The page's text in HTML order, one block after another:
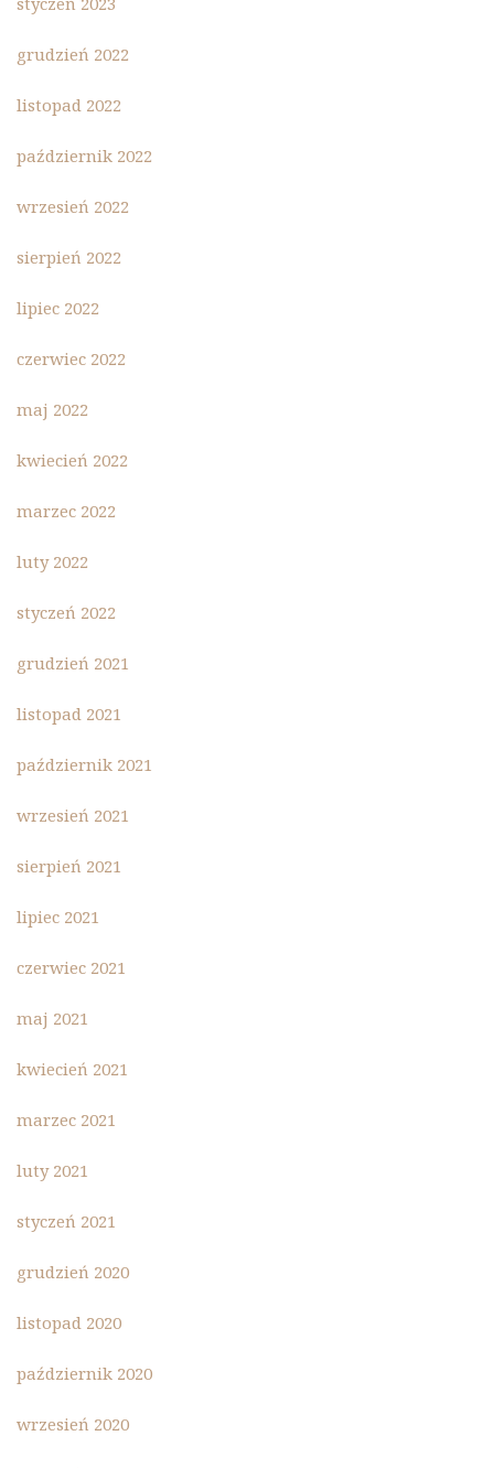
grudzień 2022
listopad 2022
październik 2022
wrzesień 2022
sierpień 2022
lipiec 2022
czerwiec 2022
maj 2022
kwiecień 2022
marzec 2022
luty 2022
styczeń 2022
grudzień 2021
listopad 2021
październik 2021
wrzesień 2021
sierpień 2021
lipiec 2021
czerwiec 2021
maj 2021
kwiecień 2021
marzec 2021
luty 2021
styczeń 2021
grudzień 2020
listopad 2020
październik 2020
wrzesień 2020